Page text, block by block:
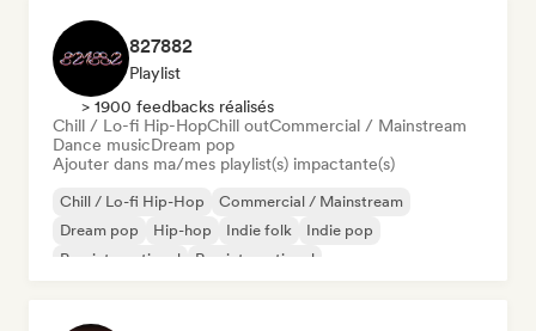
827882
Playlist
> 1900 feedbacks réalisés
Chill / Lo-fi Hip-HopChill outCommercial / Mainstream
Dance musicDream pop
Ajouter dans ma/mes playlist(s) impactante(s)
Chill / Lo-fi Hip-Hop
Commercial / Mainstream
Dream pop
Hip-hop Indie folk
Indie pop
Pop international
Rap international